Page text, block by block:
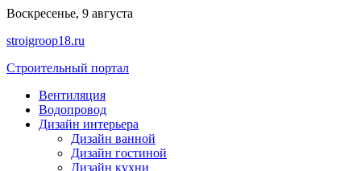
Перейти
содержимому
Воскресенье, 9 августа
stroigroop18.ru
Строительный портал
Вентиляция
Водопровод
Дизайн интерьера
Дизайн ванной
Дизайн гостиной
Дизайн кухни